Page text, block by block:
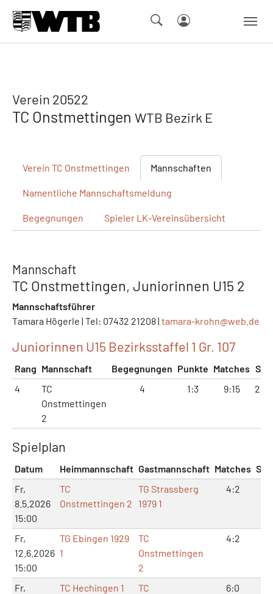
Verein 20522
TC Onstmettingen WTB Bezirk E
Verein TC Onstmettingen Mannschaften
Namentliche Mannschaftsmeldung
Begegnungen Spieler LK-Vereinsübersicht
Mannschaft
TC Onstmettingen, Juniorinnen U15 2
Mannschaftsführer
Tamara Högerle | Tel: 07432 21208 | tamara-krohn@web.de
Juniorinnen U15 Bezirksstaffel 1 Gr. 107
Rang Mannschaft Begegnungen Punkte Matches
4
TC
Onstmettingen
2
4 1:3 9:15
Spielplan
Datum Heimmannschaft Gastmannschaft Matches
Fr,
8.5.2026
15:00
TC
Onstmettingen 2
TG Strassberg
1979 1
4:2
Fr,
12.6.2026
15:00
TG Ebingen 1929
1
TC
Onstmettingen
2
4:2
Fr,
TC Hechingen 1
TC
6:0